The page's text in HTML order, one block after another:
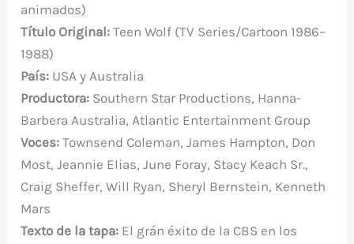
e
b
o
o
k
te
r
e
s
p
bl
r
di a
p
r
animados)
Título Original: Teen Wolf (TV Series/Cartoon 1986–
1988)
País: USA y Australia
Productora: Southern Star Productions, Hanna-
Barbera Australia, Atlantic Entertainment Group
Voces: Townsend Coleman, James Hampton, Don
Most, Jeannie Elias, June Foray, Stacy Keach Sr.,
Craig Sheffer, Will Ryan, Sheryl Bernstein, Kenneth
Mars
Texto de la tapa: El grán éxito de la CBS en los